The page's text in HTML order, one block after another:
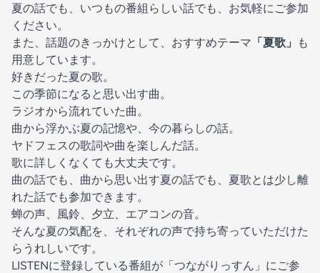
夏の話でも、いつもの番組らしい話でも、お気軽にご参加
ください。
また、話題のきっかけとして、おすすめテーマ 「夏歌」
も
用意しています。
好きだった夏の歌。
この季節になると思い出す曲。
ラジオから流れていた曲。
曲から浮かぶ夏の記憶や、今の暮らしの話。
ヤドフェスの歌詞や曲を楽しんだ話。
歌に詳しくなくても大丈夫です。
曲の話でも、曲から思い出す夏の話でも、夏歌とは少し離
れた話でも参加できます。
蝉の声、風鈴、夕立、エアコンの音。
そんな夏の気配を、それぞれの声で持ち寄っていただけた
らうれしいです。
LISTENに登録している番組が「つながりっすん」にご参